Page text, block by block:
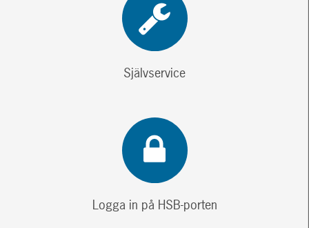
Självservice
Logga in på HSB-porten